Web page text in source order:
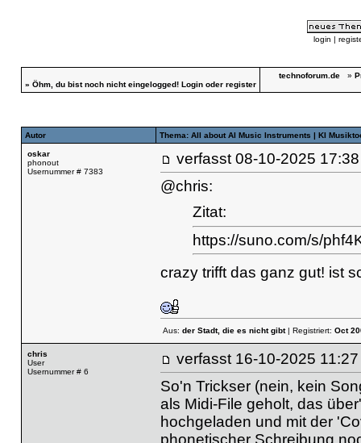
login |
» Öhm, du bist noch nicht eingelogged! Loginoder register
technoforum.de»
Autor Thema: All about AI Music Instruments | KI
oskar
phonout
Usernummer # 7383
verfasst 08-10-2025
@chris:
Zitat:
https://suno.com/s/
crazy trifft das ganz gut! ist
Aus: der Stadt, die es nicht gibt| Registriert: Oct
chris
User
Usernummer # 6
verfasst 16-10-2025
So'n Trickser (nein, kein
als Midi-File geholt, das
hochgeladen und mit der
phonetischer Schreibung